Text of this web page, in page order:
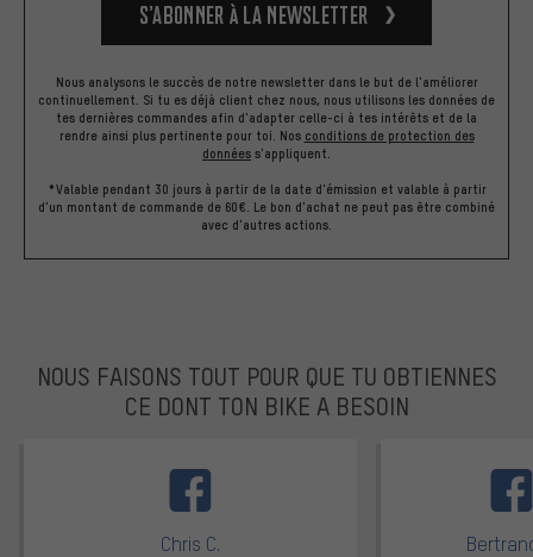
S’abonner à la newsletter
Nous analysons le succès de notre newsletter dans le but de l'améliorer
continuellement. Si tu es déjà client chez nous, nous utilisons les données de
tes dernières commandes afin d'adapter celle-ci à tes intérêts et de la
rendre ainsi plus pertinente pour toi. Nos conditions de protection des
données s'appliquent.
*Valable pendant 30 jours à partir de la date d'émission et valable à partir
d'un montant de commande de 60€. Le bon d'achat ne peut pas être combiné
avec d'autres actions.
NOUS FAISONS TOUT POUR QUE TU OBTIENNES
CE DONT TON BIKE A BESOIN
Chris C.